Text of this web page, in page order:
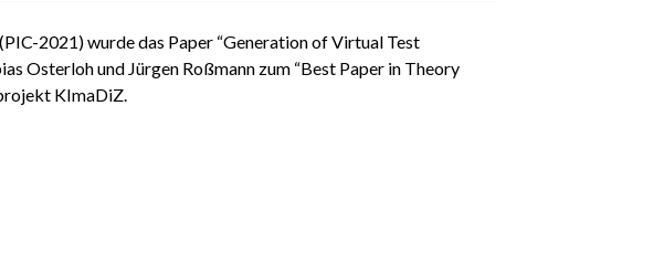
2021) wurde das Paper “Generation of Virtual Test
Osterloh und Jürgen Roßmann zum “Best Paper in Theory
KImaDiZ.